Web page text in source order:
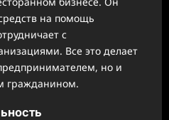
на помощь
с
Все это делает
но и
гражданином.